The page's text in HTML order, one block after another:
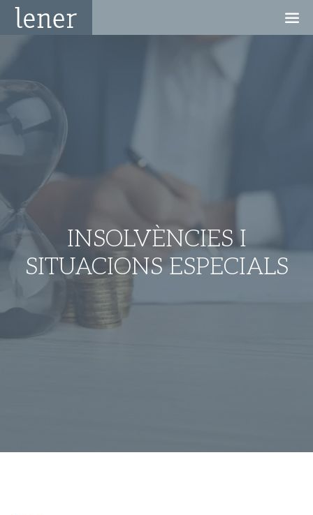
INSOLVÈNCIES I
SITUACIONS ESPECIALS